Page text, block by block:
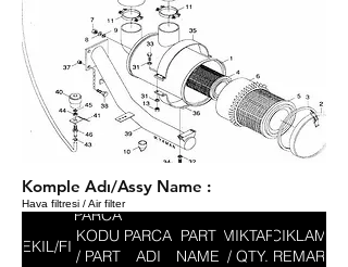
Komple Adı/Assy Name :
Hava filtresi / Air filter
SEKIL/FIG
PARCA
KODU
/ PART
PARCA
ADI
PART
NAME
MIKTAR
/ QTY.
ACIKLAMA
/ REMARK